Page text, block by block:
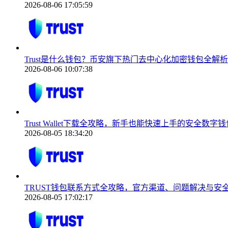
2026-08-06 17:05:59
Trust是什么钱包？币安旗下热门去中心化加密钱包全解析
2026-08-06 10:07:38
Trust Wallet下载全攻略，新手也能快速上手的安全数字钱
2026-08-05 18:34:20
TRUST钱包联系方式全攻略，官方渠道、问题解决与安
2026-08-05 17:02:17